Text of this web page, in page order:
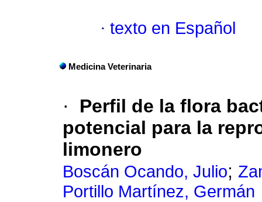
· texto en Español
Medicina Veterinaria
·
Perfil de la flora
potencial para la
limonero
Boscán Ocando, Julio;
Portillo Martínez, Germán